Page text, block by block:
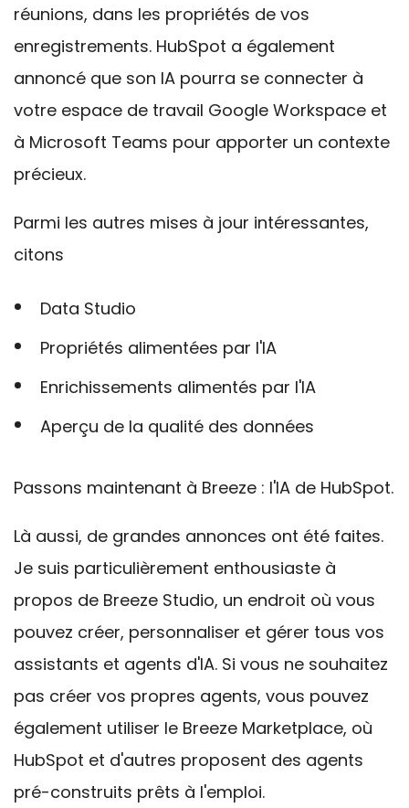
réunions, dans les propriétés de vos
enregistrements. HubSpot a également
annoncé que son IA pourra se connecter à
votre espace de travail Google Workspace et
à Microsoft Teams pour apporter un contexte
précieux.
Parmi les autres mises à jour intéressantes,
citons
Data Studio
Propriétés alimentées par l'IA
Enrichissements alimentés par l'IA
Aperçu de la qualité des données
Passons maintenant à Breeze : l'IA de HubSpot.
Là aussi, de grandes annonces ont été faites.
Je suis particulièrement enthousiaste à
propos de Breeze Studio, un endroit où vous
pouvez créer, personnaliser et gérer tous vos
assistants et agents d'IA. Si vous ne souhaitez
pas créer vos propres agents, vous pouvez
également utiliser le Breeze Marketplace, où
HubSpot et d'autres proposent des agents
pré-construits prêts à l'emploi.